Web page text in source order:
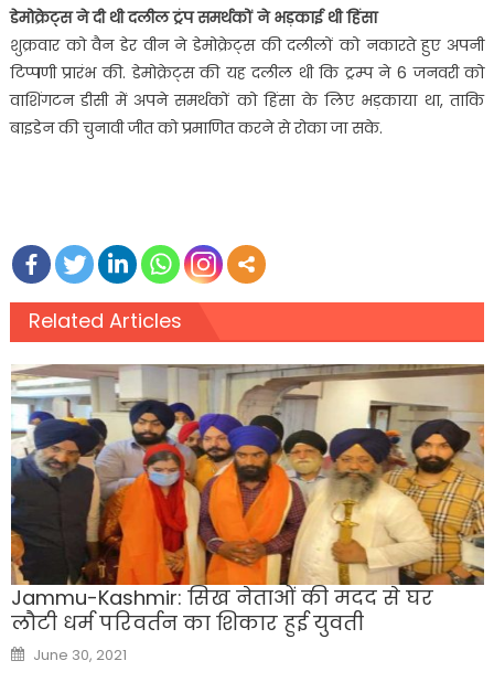
डेमोक्रेट्स ने दी थी दलील ट्रंप समर्थकों ने भड़काई थी हिंसा
शुक्रवार को वैन डेर वीन ने डेमोक्रेट्स की दलीलों को नकारते हुए अपनी
टिप्पणी प्रारंभ की. डेमोक्रेट्स की यह दलील थी कि ट्रम्प ने 6 जनवरी को
वाशिंगटन डीसी में अपने समर्थकों को हिंसा के लिए भड़काया था, ताकि
बाइडेन की चुनावी जीत को प्रमाणित करने से रोका जा सके.
Related Articles
Jammu-Kashmir: सिख नेताओं की मदद से घर
लौटी धर्म परिवर्तन का शिकार हुई युवती
Posted
on
June 30, 2021